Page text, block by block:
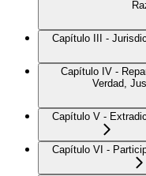
Capítulo III -
Capítulo IV -
Verdad,
Capítulo V -
Capítulo VI -